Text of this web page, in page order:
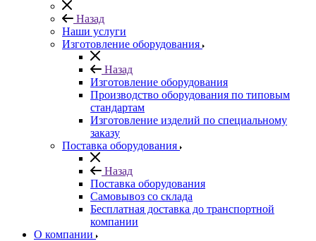
Назад
Наши услуги
Изготовление оборудования
Назад
Изготовление оборудования
Производство оборудования по типовым
стандартам
Изготовление изделий по специальному
заказу
Поставка оборудования
Назад
Поставка оборудования
Самовывоз со склада
Бесплатная доставка до транспортной
компании
О компании